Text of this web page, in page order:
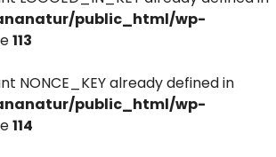
public_html/wp-
113
NONCE_KEY already defined in
public_html/wp-
114